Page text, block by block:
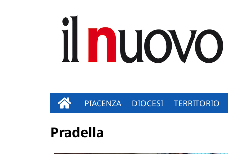
PIACENZA DIOCESI TERRITORIO
Pradella